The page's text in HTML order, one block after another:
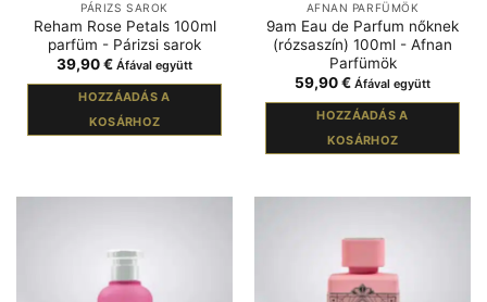
PÁRIZS SAROK
Reham Rose Petals 100ml
parfüm - Párizsi sarok
39,90€ Áfával együtt
HOZZÁADÁS A
KOSÁRHOZ
AFNAN PARFÜMÖK
9am Eau de Parfum nőknek
(rózsaszín) 100ml - Afnan
Parfümök
59,90€ Áfával együtt
HOZZÁADÁS A
KOSÁRHOZ